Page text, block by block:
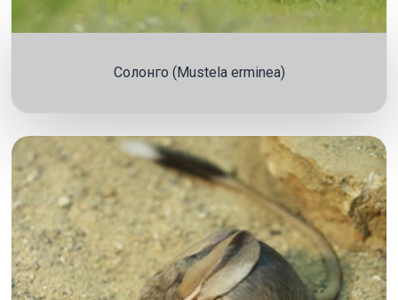
Солонго (Mustela erminea)